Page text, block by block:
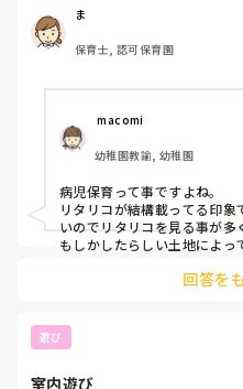
今は保育園勤務ですが、
本当は小児科で保育士として
働きたいです。
しかし、地方なのかそのよ
ほぼなく、ホームページなど
していますが見つかりません😭
もともと、看護師を目指して
もちろん医療的なことができ
わかっていますが💦
ま
保育士, 認可保育園
macomi
幼稚園教諭, 幼稚園
病児保育って事ですよね。
リタリコが結構載ってる印
いのでリタリコを見る事が多
もしかしたらしい土地によ
回答を
遊び
室内遊び